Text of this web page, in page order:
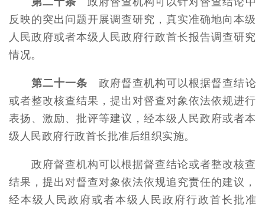
反映的突出问题开展调查研究，真实准确地向本级
人民政府或者本级人民政府行政首长报告调查研究
情况。
第二十一条 政府督查机构可以根据督查结论
或者整改核查结果，提出对督查对象依法依规进行
表扬、激励、批评等建议，经本级人民政府或者本
级人民政府行政首长批准后组织实施。
政府督查机构可以根据督查结论或者整改核查
结果，提出对督查对象依法依规追究责任的建议，
经本级人民政府或者本级人民政府行政首长批准